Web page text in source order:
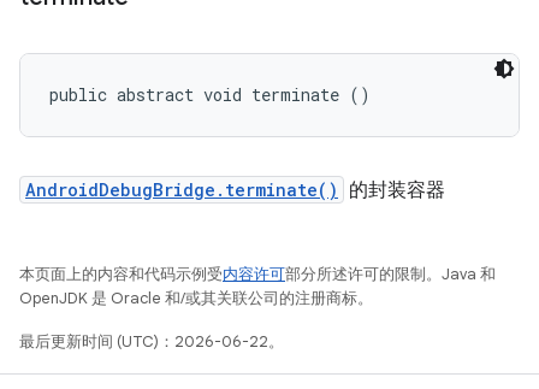
public abstract void terminate ()
AndroidDebugBridge.terminate() 的封装容器
本页面上的内容和代码示例受内容许可部分所述许可的限制。Java 和
OpenJDK 是 Oracle 和/或其关联公司的注册商标。
最后更新时间 (UTC)：2026-06-22。